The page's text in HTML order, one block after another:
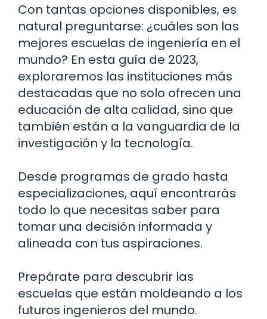
Con tantas opciones disponibles, es
natural preguntarse: ¿cuáles son las
mejores escuelas de ingeniería en el
mundo? En esta guía de 2023,
exploraremos las instituciones más
destacadas que no solo ofrecen una
educación de alta calidad, sino que
también están a la vanguardia de la
investigación y la tecnología.
Desde programas de grado hasta
especializaciones, aquí encontrarás
todo lo que necesitas saber para
tomar una decisión informada y
alineada con tus aspiraciones.
Prepárate para descubrir las
escuelas que están moldeando a los
futuros ingenieros del mundo.